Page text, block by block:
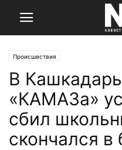
Происшествия
В
«КАМАЗа»
сбил
скончался в